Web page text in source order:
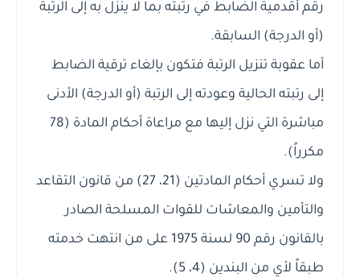
رقم أقدمية الضابط في رتبته بما لا ينزل به إلى الرتبة
(أو الدرجة) السابقة.
أما عقوبة تنزيل الرتبة فتكون بإلغاء ترقية الضابط
إلى رتبته الحالية وعودته إلى الرتبة (أو الدرجة) الأدنى
مباشرة التي نزل إليها مع مراعاة أحكام المادة (78
مكرراً).
ولا تسري أحكام المادتين (21، 27) من قانون التقاعد
والتأمين والمعاشات للقوات المسلحة الصادر
بالقانون رقم 90 لسنة 1975 على من انتهت خدمته
طبقاً لأي من البندين (4، 5).